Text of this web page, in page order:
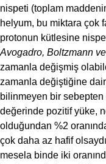
nispeti (toplam
helyum, bu miktara çok
protonun kütlesine
Avogadro, Boltzmann
zamanla değişmiş
zamanla değiştiğine dair
bilinmeyen bir sebepten
değerinde pozitif yüke,
olduğundan %2
çok daha az hafif
mesela binde iki